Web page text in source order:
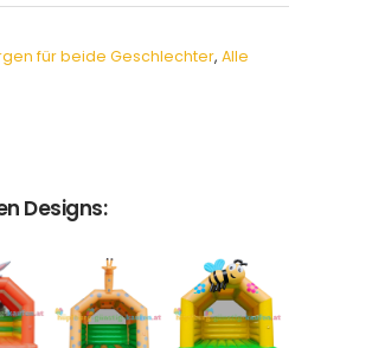
für beide Geschlechter, Alle
Designs: